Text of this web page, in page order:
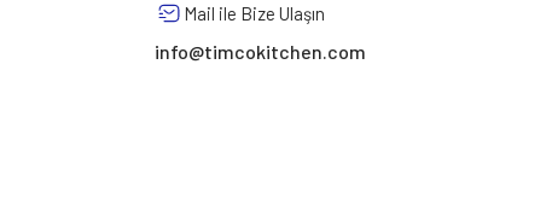
Mail ile Bize Ulaşın
info@timcokitchen.com